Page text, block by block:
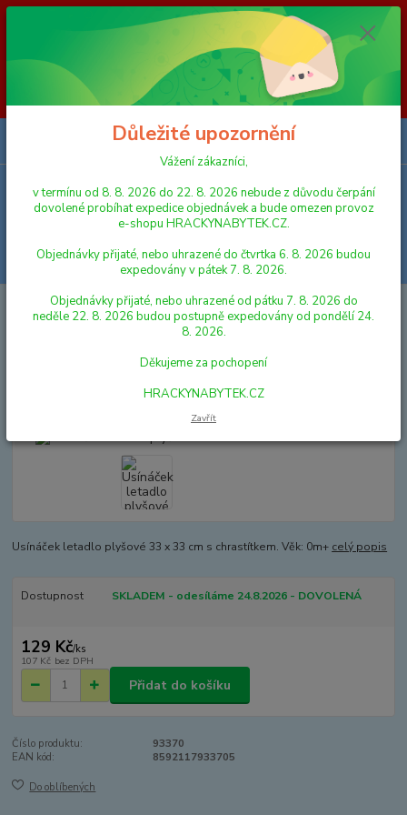
Vážení zákazníci, v termínu od 8. 8. 2026 do 23. 8. 2026 nebude z
důvodu čerpání dovolené probíhat expedice objednávek a bude omezen
provoz e-shopu HRACKYNABYTEK.CZ. Objednávky přijaté, nebo
uhrazené do čtvrtka 6. 8. 2026 budou expedovány v pátek 7. 8. 2026.
Objednávky přijaté, nebo uhrazené od pátku 7. 8. 2026 do neděle 23. 8.
2026 budou postupně expedovány od pondělí 24. 8. 2026. Děkujeme za
pochopení HRACKYNABYTEK.CZ
Menu
Hledat
PRO NEJMENŠÍ
Usínáček letadlo plyšové 33 x 33 cm s chrastítkem
0m+
Usínáček letadlo plyšové 33 x 33
cm s chrastítkem 0m+
Usínáček letadlo plyšové 33 x 33 cm s chrastítkem. Věk: 0m+ celý popis
Dostupnost SKLADEM - odesíláme 24.8.2026 - DOVOLENÁ
129 Kč/ks
107 Kč bez DPH
Přidat do košíku
Číslo produktu:
93370
EAN kód:
8592117933705
Do oblíbených
Důležité upozornění
Vážení zákazníci,
v termínu od 8. 8. 2026 do 22. 8. 2026 nebude z důvodu čerpání
dovolené probíhat expedice objednávek a bude omezen provoz
e-shopu HRACKYNABYTEK.CZ.
Objednávky přijaté, nebo uhrazené do čtvrtka 6. 8. 2026 budou
expedovány v pátek 7. 8. 2026.
Objednávky přijaté, nebo uhrazené od pátku 7. 8. 2026 do
neděle 22. 8. 2026 budou postupně expedovány od pondělí 24.
8. 2026.
Děkujeme za pochopení
HRACKYNABYTEK.CZ
Zavřít